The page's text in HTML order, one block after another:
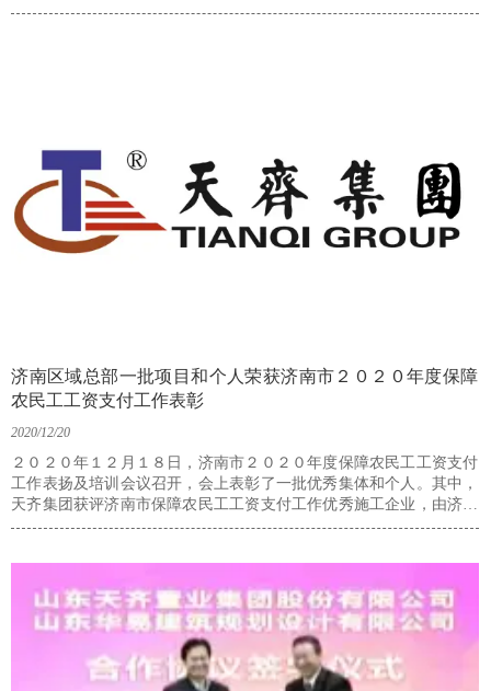
等，通过活动交流，徒弟深切的表达出了对师傅的感谢，拉近了师徒
济南区域总部一批项目和个人荣获济南市２０２０年度保障
农民工工资支付工作表彰
2020/12/20
２０２０年１２月１８日，济南市２０２０年度保障农民工工资支付
工作表扬及培训会议召开，会上表彰了一批优秀集体和个人。其中，
天齐集团获评济南市保障农民工工资支付工作优秀施工企业，由济南
区域总部施工的历下总部商务中心项目、鲁能领袖公馆Ａ地块二标段
部田骞、魏彬峰、刘海、刘晓、张善恒、宋颖慧获评济南市保障农民
工工资支付工作优秀个人。历下总部商务中心项目部资料员刘晓在会
上作典型发言。